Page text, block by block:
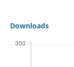
Downloads